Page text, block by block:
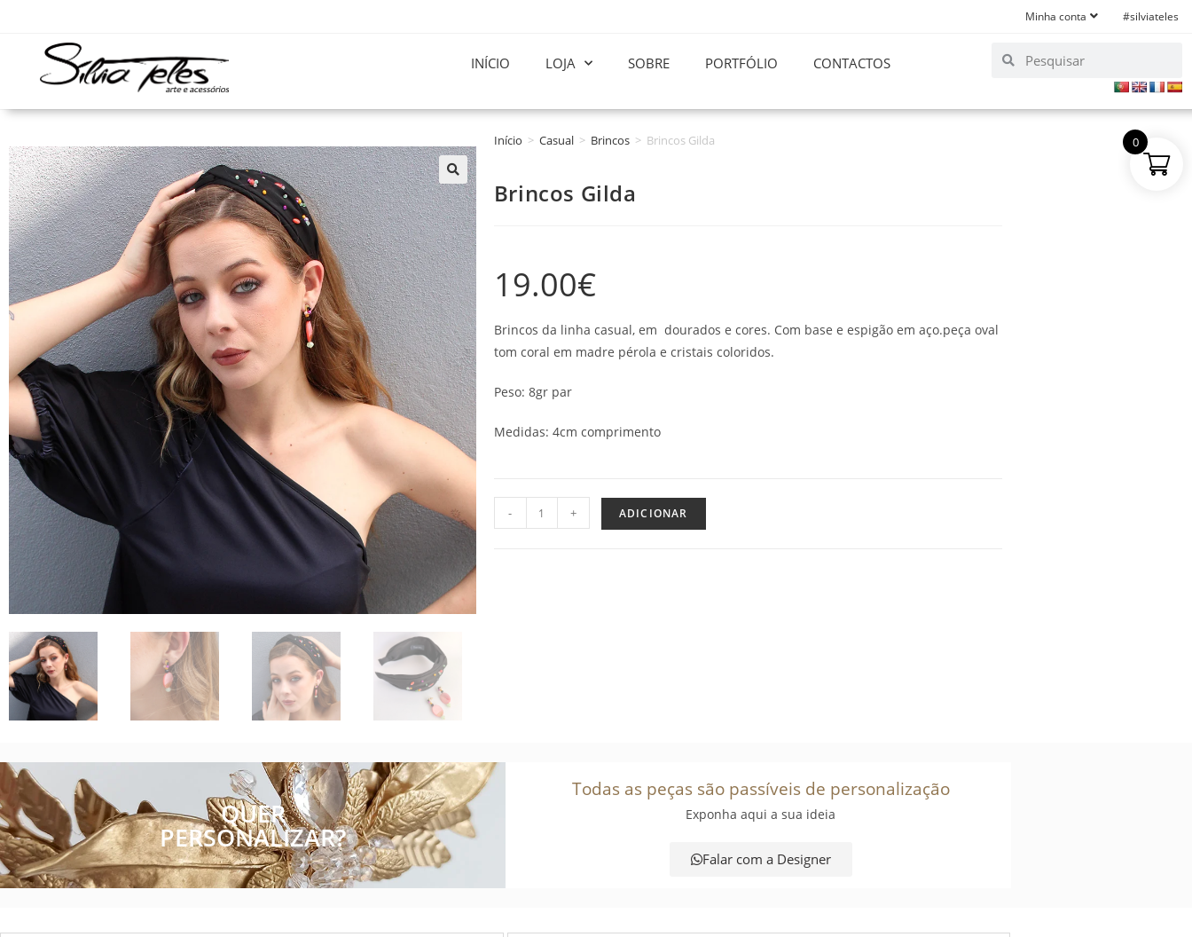
Minha conta #silviateles
INÍCIO LOJA SOBRE PORTFÓLIO CONTACTOS
Início > Casual > Brincos > Brincos Gilda
Brincos Gilda
19.00€
Brincos da linha casual, em dourados e cores. Com base e espigão em aço.peça oval
tom coral em madre pérola e cristais coloridos.
Peso: 8gr par
Medidas: 4cm comprimento
- + ADICIONAR
QUER
PERSONALIZAR?
Todas as peças são passíveis de personalização
Exponha aqui a sua ideia
Falar com a Designer
0